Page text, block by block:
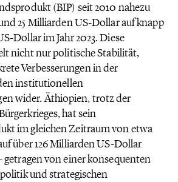
(BIP) seit 2010 nahezu
25 Milliarden US-Dollar auf knapp
Dollar im Jahr 2023. Diese
nicht nur politische Stabilität,
Verbesserungen in der
institutionellen
wider. Äthiopien, trotz der
hat sein
im gleichen Zeitraum von etwa
über 126 Milliarden US-Dollar
getragen von einer konsequenten
und strategischen